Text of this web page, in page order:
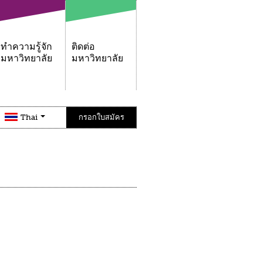
ทำความรู้จัก
มหาวิทยาลัย
ติดต่อ
มหาวิทยาลัย
Thai กรอกใบสมัคร